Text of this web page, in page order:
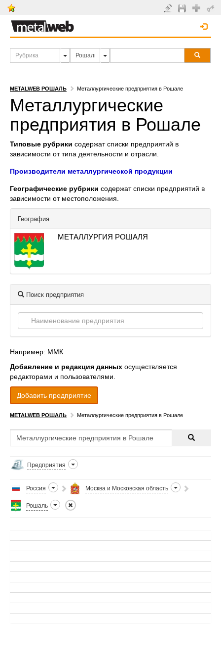
METALWEB РОШАЛЬ Металлургические предприятия в Рошале
Металлургические
предприятия в Рошале
Типовые рубрики содержат списки предприятий в
зависимости от типа деятельности и отрасли.
Производители металлургической продукции
Географические рубрики содержат списки предприятий в
зависимости от местоположения.
География
МЕТАЛЛУРГИЯ РОШАЛЯ
Поиск предприятия
Например: ММК
Добавление и редакция данных осуществляется
редакторами и пользователями.
Добавить предприятие
METALWEB РОШАЛЬ Металлургические предприятия в Рошале
Предприятия
Россия Москва и Московская область
Рошаль